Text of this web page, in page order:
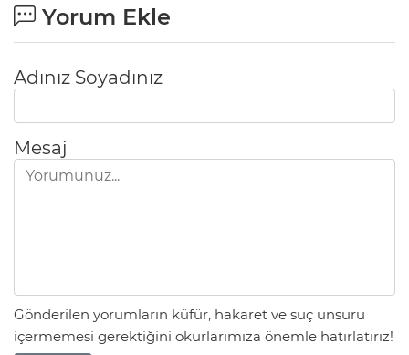
Yorum Ekle
Adınız Soyadınız
Mesaj
Gönderilen yorumların küfür, hakaret ve suç unsuru
içermemesi gerektiğini okurlarımıza önemle hatırlatırız!